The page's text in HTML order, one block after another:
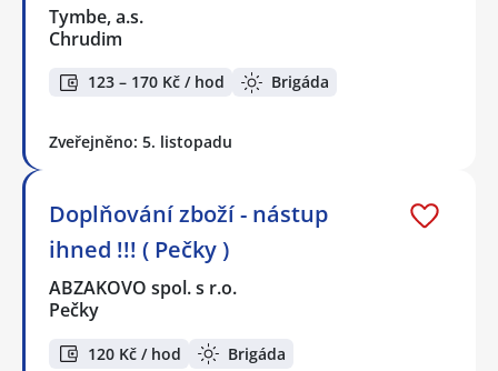
Tymbe, a.s.
Chrudim
123 – 170 Kč / hod Brigáda
Zveřejněno: 5. listopadu
Doplňování zboží - nástup
ihned !!! ( Pečky )
ABZAKOVO spol. s r.o.
Pečky
120 Kč / hod Brigáda